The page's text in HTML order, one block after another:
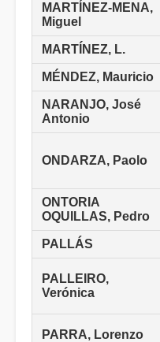
MARTÍNEZ-MENA,
Miguel
MARTÍNEZ, L.
MÉNDEZ, Mauricio
NARANJO, José
Antonio
ONDARZA, Paolo
ONTORIA
OQUILLAS, Pedro
PALLÁS
PALLEIRO,
Verónica
PARRA, Lorenzo